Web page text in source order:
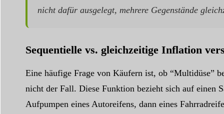
nicht dafür ausgelegt, mehrere Gegenstände
Sequentielle vs. gleichzeitige Inflation
Eine häufige Frage von Käufern ist, ob “Multidüse”
nicht der Fall. Diese Funktion bezieht sich auf einen
Aufpumpen eines Autoreifens, dann eines